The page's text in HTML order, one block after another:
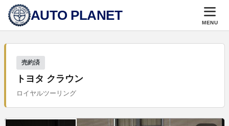
AUTO PLANET MENU
売約済
トヨタ クラウン
ロイヤルツーリング